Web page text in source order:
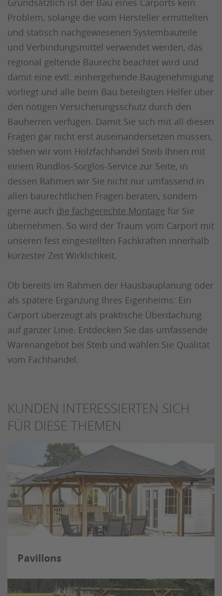
Grundsätzlich ist der Bau eines Carports kein
Problem, solange die vom Hersteller ermittelten
und statisch nachgewiesenen Systembauteile
und Verbindungsmittel verwendet werden, das
regional geltende Baurecht beachtet wird und
damit eine evtl. einhergehende Baugenehmigung
vorliegt und alle beim Bau beteiligten Helfer über
den nötigen Versicherungsschutz durch den
Bauherren verfügen. Damit Sie sich mit all diesen
Fragen gar nicht erst auseinandersetzen müssen,
stehen wir vom Holzfachhandel Steib Ihnen mit
einem Rundlos-Sorglos-Service zur Seite, in
dessen Rahmen wir Sie nicht nur umfassend in
allen baurechtlichen Fragen beraten, sondern
gerne auch die fachgerechte Montage für Sie
übernehmen. So wird der Traum vom Carport mit
unseren fest eingestellten Fachkräften innerhalb
kürzester Zeit Wirklichkeit.
Ob bereits im Rahmen der Hausbauplanung oder
als spätere Ergänzung Ihres Eigenheims: Ein
Carport überzeugt als praktische Überdachung
auf ganzer Linie. Entdecken Sie das umfassende
Warenangebot bei Steib und wählen Sie Qualität
vom Fachhandel.
KUNDEN INTERESSIERTEN SICH
FÜR DIESE THEMEN
Pavillons